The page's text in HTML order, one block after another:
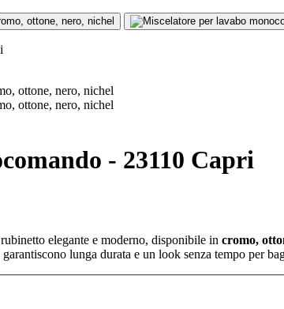
- 23110 Capri
elegante e moderno, disponibile in cromo,
lunga durata e un look senza tempo per